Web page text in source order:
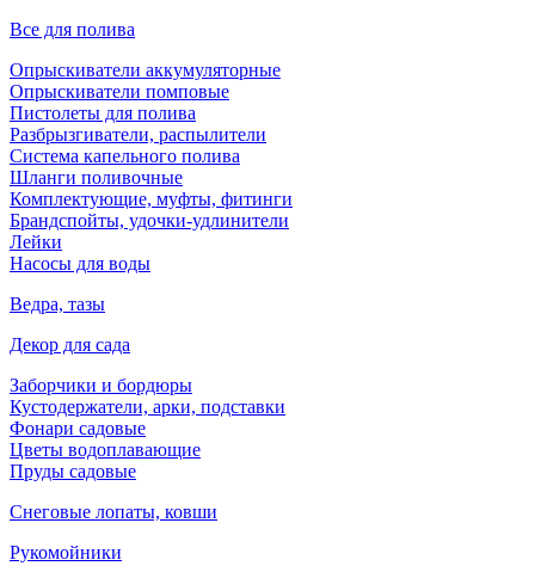
Все для полива
Опрыскиватели аккумуляторные
Опрыскиватели помповые
Пистолеты для полива
Разбрызгиватели, распылители
Система капельного полива
Шланги поливочные
Комплектующие, муфты, фитинги
Брандспойты, удочки-удлинители
Лейки
Насосы для воды
Ведра, тазы
Декор для сада
Заборчики и бордюры
Кустодержатели, арки, подставки
Фонари садовые
Цветы водоплавающие
Пруды садовые
Снеговые лопаты, ковши
Рукомойники